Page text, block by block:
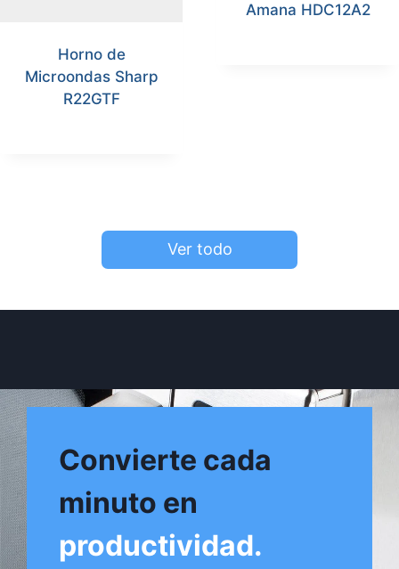
Horno de
Microondas Sharp
R22GTF
Amana HDC12A2
Ver todo
Convierte cada
minuto en
productividad.